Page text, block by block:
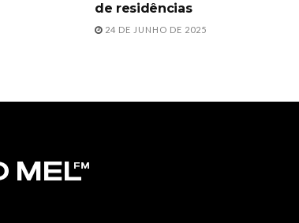
de residências
24 DE JUNHO DE 2025